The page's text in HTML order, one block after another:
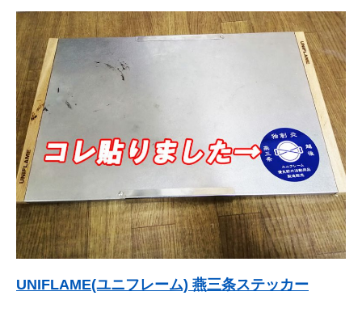
UNIFLAME(ユニフレーム) 燕三条ステッカー